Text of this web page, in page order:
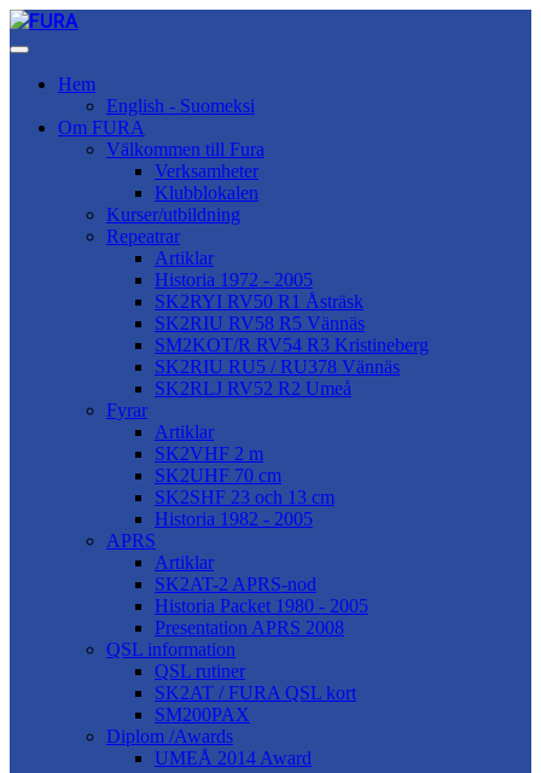
Hem
English - Suomeksi
Om FURA
Välkommen till Fura
Verksamheter
Klubblokalen
Kurser/utbildning
Repeatrar
Artiklar
Historia 1972 - 2005
SK2RYI RV50 R1 Åsträsk
SK2RIU RV58 R5 Vännäs
SM2KOT/R RV54 R3 Kristineberg
SK2RIU RU5 / RU378 Vännäs
SK2RLJ RV52 R2 Umeå
Fyrar
Artiklar
SK2VHF 2 m
SK2UHF 70 cm
SK2SHF 23 och 13 cm
Historia 1982 - 2005
APRS
Artiklar
SK2AT-2 APRS-nod
Historia Packet 1980 - 2005
Presentation APRS 2008
QSL information
QSL rutiner
SK2AT / FURA QSL kort
SM200PAX
Diplom /Awards
UMEÅ 2014 Award